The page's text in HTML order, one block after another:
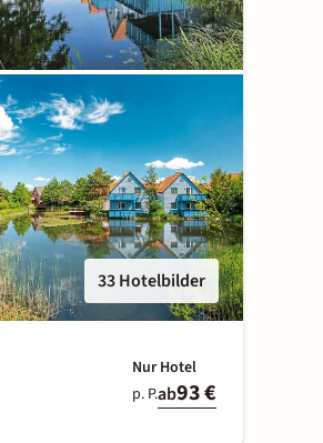
33 Hotelbilder
Nur Hotel
p. P.ab93 €